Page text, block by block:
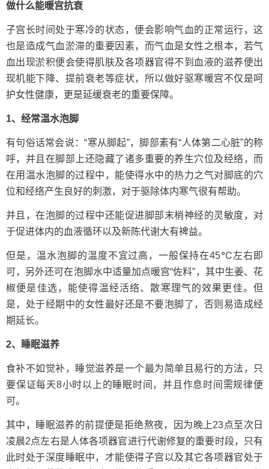
做什么能暖宫抗衰
子宫长时间处于寒冷的状态，便会影响气血的正常运行，这
也是造成气血淤滞的重要因素，而气血是女性之根本，若气
血出现淤积便会使得肌肤及各项器官得不到血液的滋养便出
现机能下降、提前衰老等症状，所以做好驱寒暖宫不仅是呵
护女性健康，更是延缓衰老的重要保障。
1、经常温水泡脚
有句俗话常会说：“寒从脚起”，脚部素有“人体第二心脏”的称
呼，并且在脚部上还隐藏了诸多重要的养生穴位及经络，而
在用温水泡脚的过程中，能使得水中的热力之气对脚底的穴
位和经络产生良好的刺激，对于驱除体内寒气很有帮助。
并且，在泡脚的过程中还能促进脚部末梢神经的灵敏度，对
于促进体内的血液循环以及新陈代谢大有裨益。
但是，温水泡脚的温度不宜过高，一般保持在45℃左右即
可，另外还可在泡脚水中适量加点暖宫“佐料”，其中生姜、花
椒便是佳选，能使得温经活络、散寒理气的效果更佳。但
是，处于经期中的女性最好还是不要泡脚了，否则易造成经
期延长。
2、睡眠滋养
食补不如觉补，睡觉滋养是一个最为简单且易行的方法，只
要保证每天8小时以上的睡眠时间，并且作息时间需规律便
可。
其中，睡眠滋养的前提便是拒绝熬夜，因为晚上23点至次日
凌晨2点左右是人体各项器官进行代谢修复的重要时段，只有
此时处于深度睡眠中，才能使得子宫以及其它各项器官处于